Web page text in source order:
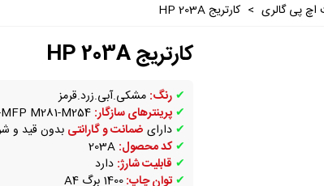
> کارتریج HP 203A
کارتریج HP 203A
✔ رنگ: مشکی.آبی.زرد.قرمز
✔ پرینترهای سازگار:
✔ دارای ضمانت و گارانتی بدون قید و
✔ کد محصول:
✔ قابلیت شارژ: دارد
✔ توان چاپ:1400 برگ A4